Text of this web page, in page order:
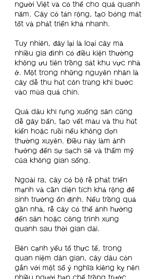
người Việt và có thể cho quả quanh
năm. Cây có tán rộng, tạo bóng mát
tốt và phát triển khá nhanh.
Tuy nhiên, đây lại là loại cây mà
nhiều gia đình có điều kiện thường
không ưu tiên trồng sát khu vực nhà
ở. Một trong những nguyên nhân là
cây dễ thu hút côn trùng khi bước
vào mùa quả chín.
Quả dâu khi rụng xuống sân cũng
dễ gây bẩn, tạo vết màu và thu hút
kiến hoặc ruồi nếu không dọn
thường xuyên. Điều này làm ảnh
hưởng đến sự sạch sẽ và thẩm mỹ
của không gian sống.
Ngoài ra, cây có bộ rễ phát triển
mạnh và cần diện tích khá rộng để
sinh trưởng ổn định. Nếu trồng quá
gần nhà, rễ cây có thể ảnh hưởng
đến sân hoặc công trình xung
quanh sau thời gian dài.
Bên cạnh yếu tố thực tế, trong
quan niệm dân gian, cây dâu còn
gắn với một số ý nghĩa kiêng kỵ nên
nhiều người hạn chế trồng trước